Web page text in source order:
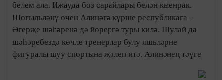
белем ала. Ижауда боз сарайлары белән кыенрак.
Шөгыльләнү өчен Алинәгә күрше республикага –
Әгерҗе шәһәренә дә йөрергә туры килә. Шулай да
шәһәребездә көчле тренерлар булу яшьләрне
фигуралы шуу спортына җәлеп итә. Алинәнең тәүге